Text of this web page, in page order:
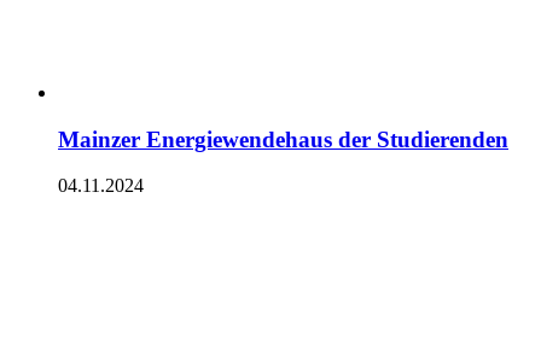
Mainzer Energiewendehaus der Studierenden
04.11.2024